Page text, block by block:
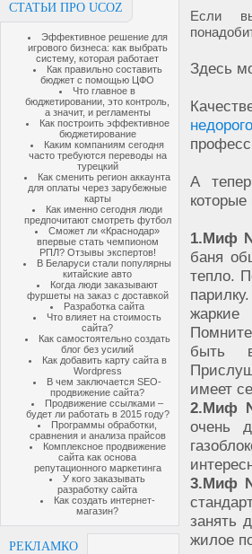
СТАТЬИ ПРО UCOZ
Эффективное решение для
игрового бизнеса: как выбрать
систему, которая работает
Как правильно составить
бюджет с помощью ЦФО
Что главное в
бюджетировании, это контроль,
а значит, и регламенты
Как построить эффективное
бюджетирование
Каким компаниям сегодня
часто требуются переводы на
турецкий
Как сменить регион аккаунта
для оплаты через зарубежные
карты
Как именно сегодня люди
предпочитают смотреть футбол
Сможет ли «Краснодар»
впервые стать чемпионом
РПЛ? Отзывы экспертов!
В Беларуси стали популярны
китайские авто
Когда люди заказывают
фуршеты на заказ с доставкой
Разработка сайта
Что влияет на стоимость
сайта?
Как самостоятельно создать
блог без усилий
Как добавить карту сайта в
Wordpress
В чем заключается SEO-
продвижение сайта?
Продвижение ссылками –
будет ли работать в 2015 году?
Программы обработки,
сравнения и анализа прайсов
Комплексное продвижение
сайта как основа
репутационного маркетинга
У кого заказывать
разработку сайта
Как создать интернет-
магазин?
РЕКЛАМКО
Если
Здесь
недорого
А
которые
1.Миф
баня
тепло.
жаркие
быть
имеет
2.Миф
очень
3.Миф
занять
жилое